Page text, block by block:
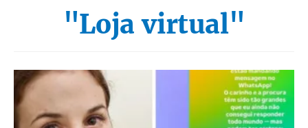
"Loja virtual"